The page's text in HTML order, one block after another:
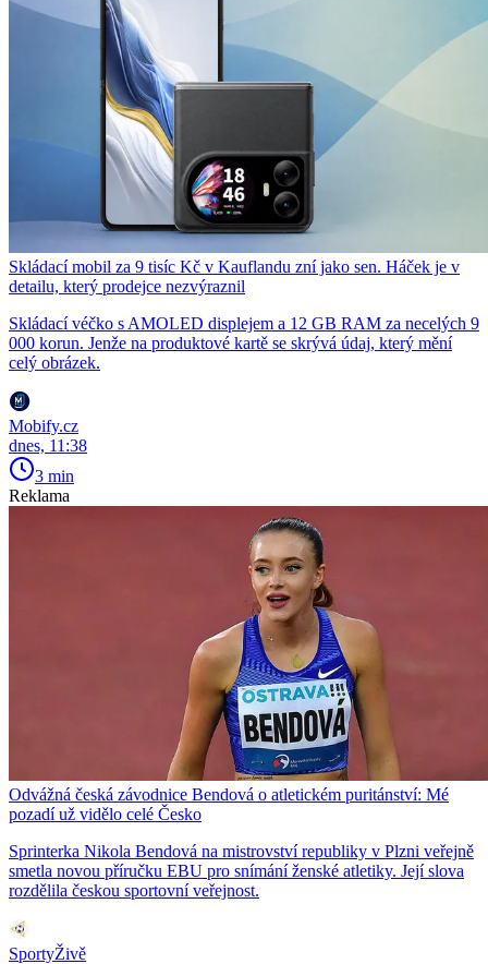
Skládací mobil za 9 tisíc Kč v Kauflandu zní jako sen. Háček je v
detailu, který prodejce nezvýraznil
Skládací véčko s AMOLED displejem a 12 GB RAM za necelých 9
000 korun. Jenže na produktové kartě se skrývá údaj, který mění
celý obrázek.
Mobify.cz
dnes, 11:38
3 min
Reklama
Odvážná česká závodnice Bendová o atletickém puritánství: Mé
pozadí už vidělo celé Česko
Sprinterka Nikola Bendová na mistrovství republiky v Plzni veřejně
smetla novou příručku EBU pro snímání ženské atletiky. Její slova
rozdělila českou sportovní veřejnost.
SportyŽivě